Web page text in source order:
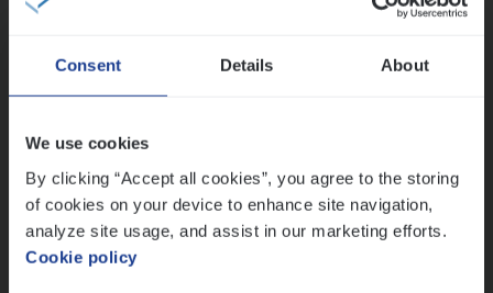
Consent Details About
We use cookies
By clicking “Accept all cookies”, you agree to the storing
of cookies on your device to enhance site navigation,
analyze site usage, and assist in our marketing efforts.
Cookie policy
Dos­sier­be­heer­der Onder­ne­min­gen Van­b­
re­da Huys­mans — Mechelen
Dos­sier­be­heer­der Pro­per­ty verzekeringen
Insurance Operations